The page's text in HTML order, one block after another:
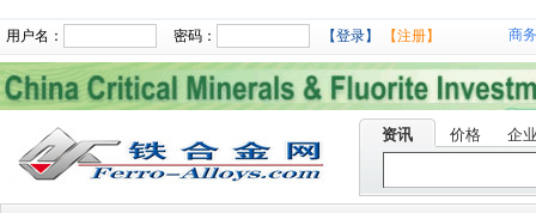
用户名： 密码： 【登录】 【注册】 商
资讯 价格 企